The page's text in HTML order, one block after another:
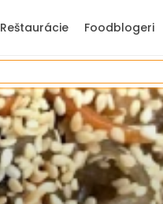
Reštaurácie Foodblogeri